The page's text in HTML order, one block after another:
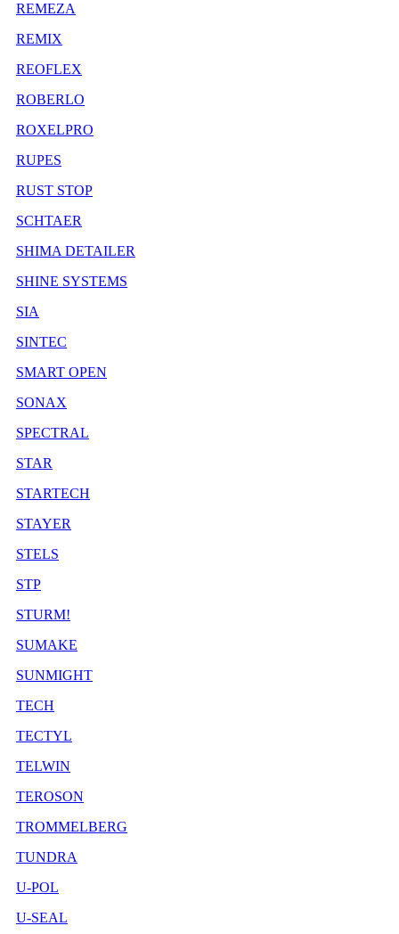
REMEZA
REMIX
REOFLEX
ROBERLO
ROXELPRO
RUPES
RUST STOP
SCHTAER
SHIMA DETAILER
SHINE SYSTEMS
SIA
SINTEC
SMART OPEN
SONAX
SPECTRAL
STAR
STARTECH
STAYER
STELS
STP
STURM!
SUMAKE
SUNMIGHT
TECH
TECTYL
TELWIN
TEROSON
TROMMELBERG
TUNDRA
U-POL
U-SEAL